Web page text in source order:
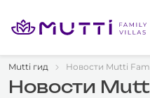
Mutti гид Новости Mutti
Новости